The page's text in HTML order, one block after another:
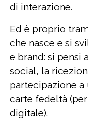
di interazione.
Ed è proprio
che nasce e si
e brand: si pensi
social, la
partecipazione
carte fedeltà
digitale).